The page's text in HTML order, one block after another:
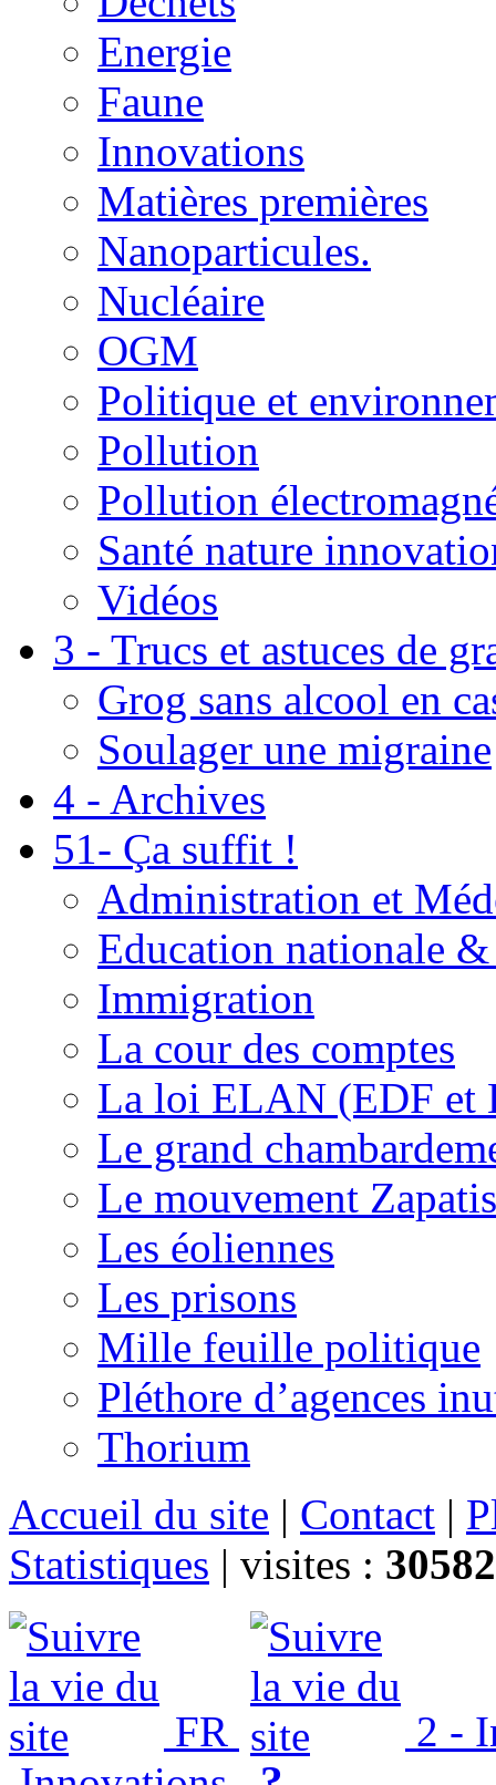
Energie
Faune
Innovations
Matières premières
Nanoparticules.
Nucléaire
OGM
Politique et
Pollution
Pollution
Santé nature
Vidéos
3 - Trucs et astuces de
Grog sans alcool en
Soulager une migraine
4 - Archives
51- Ça suffit !
Administration et
Education nationale
Immigration
La cour des comptes
La loi ELAN (EDF et
Le grand
Le mouvement
Les éoliennes
Les prisons
Mille feuille politique
Pléthore d’agences
Thorium
Accueil du site | Contact |
Statistiques | visites :
FR
2 -